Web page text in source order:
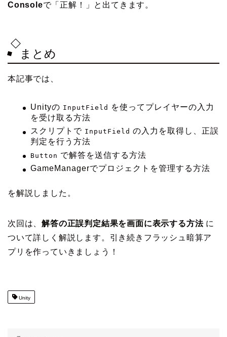
Consoleで「正解！」と出てきます。
まとめ
本記事では、
Unityの InputField
を使ってプレイヤーの入力
を受け取る方法
スクリプトで InputField の入力を取得し、正誤
判定を行う方法
Button で解答を送信する方法
GameManagerでプロジェクトを管理する方法
を解説しました。
次回は、解答の正誤判定結果を画面に表示する方法に
ついて詳しく解説します。引き続きフラッシュ暗算ア
プリを作っていきましょう！
Unity